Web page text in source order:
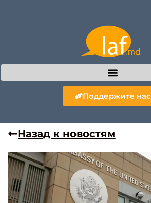
Поддержите нас
Назад к новостям